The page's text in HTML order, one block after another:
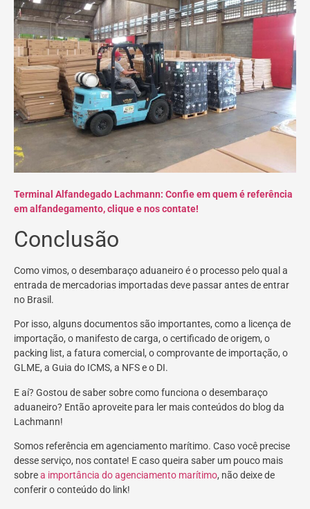
Terminal Alfandegado Lachmann: Confie em quem é referência
em alfandegamento, clique e nos contate!
Conclusão
Como vimos, o desembaraço aduaneiro é o processo pelo qual a
entrada de mercadorias importadas deve passar antes de entrar
no Brasil.
Por isso, alguns documentos são importantes, como a licença de
importação, o manifesto de carga, o certificado de origem, o
packing list, a fatura comercial, o comprovante de importação, o
GLME, a Guia do ICMS, a NFS e o DI.
E aí? Gostou de saber sobre como funciona o desembaraço
aduaneiro? Então aproveite para ler mais conteúdos do blog da
Lachmann!
Somos referência em agenciamento marítimo. Caso você precise
desse serviço, nos contate! E caso queira saber um pouco mais
sobrea importância do agenciamento marítimo, não deixe de
conferir o conteúdo do link!